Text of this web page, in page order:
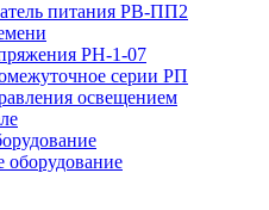
питания РВ-ПП2
РН-1-07
серии РП
освещением